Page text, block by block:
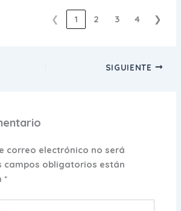
❮ 1 2 3 4 ❯
SIGUIENTE
correo electrónico no será
campos obligatorios están
*